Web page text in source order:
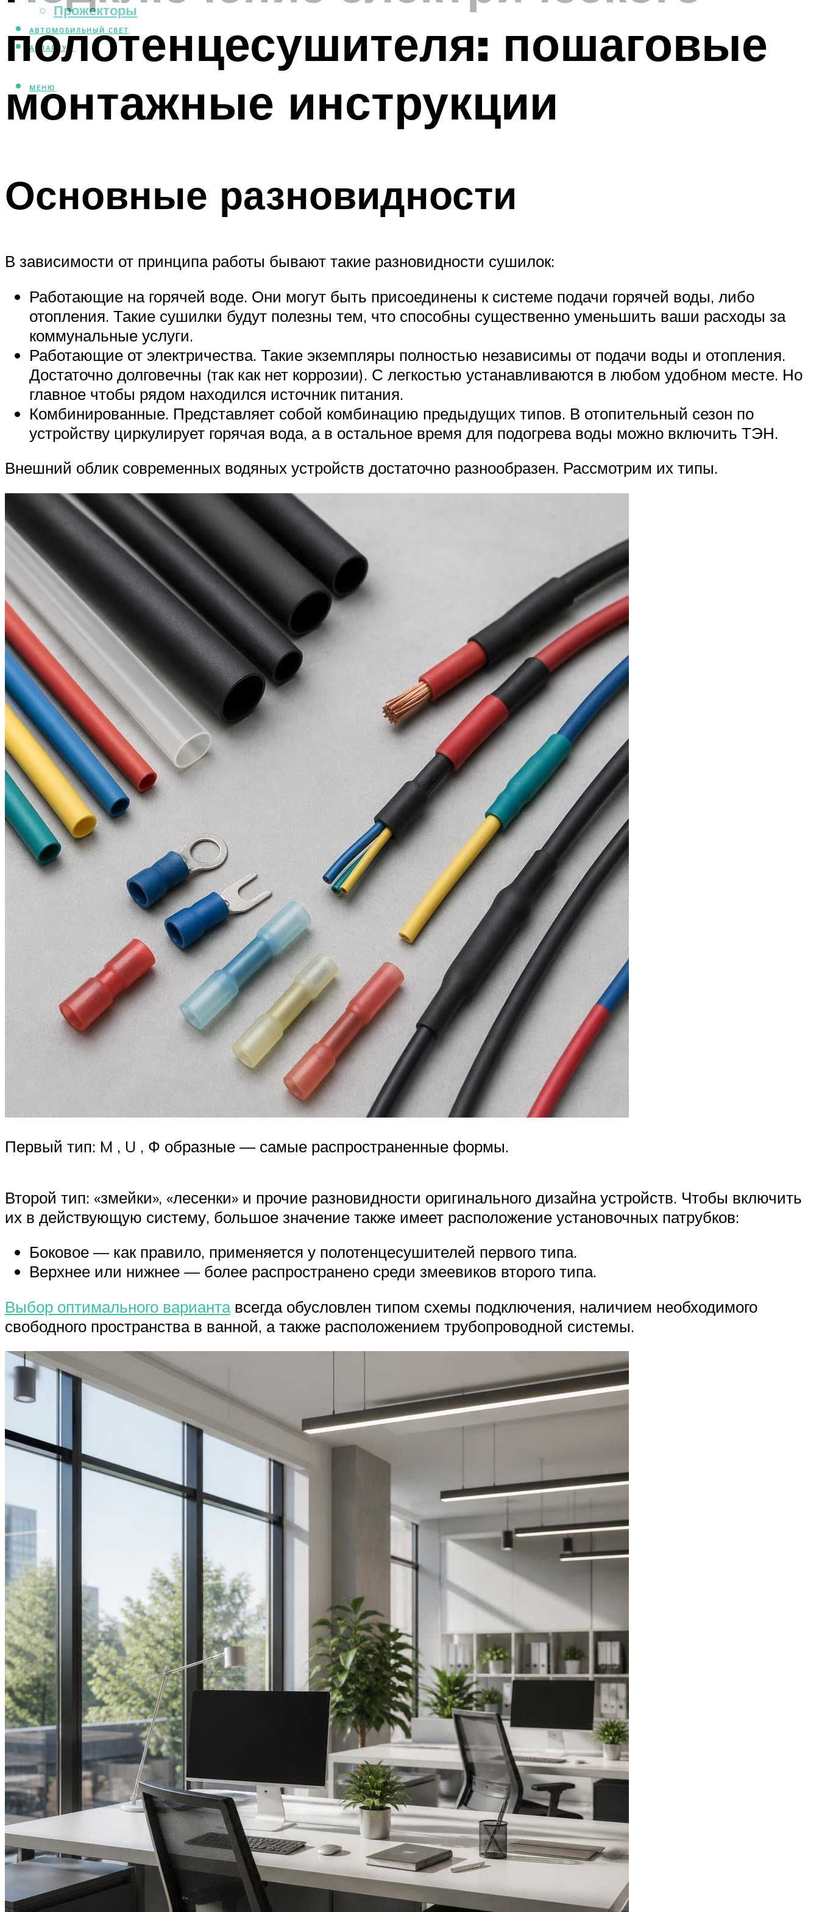
Прожекторы
АВТОМОБИЛЬНЫЙ СВЕТ
АКВАРИУМ
МЕНЮ
полотенцесушителя: пошаговые
монтажные инструкции
Основные разновидности
В зависимости от принципа работы бывают такие разновидности сушилок:
Работающие на горячей воде. Они могут быть присоединены к системе подачи горячей воды, либо
отопления. Такие сушилки будут полезны тем, что способны существенно уменьшить ваши расходы за
коммунальные услуги.
Работающие от электричества. Такие экземпляры полностью независимы от подачи воды и отопления.
Достаточно долговечны (так как нет коррозии). С легкостью устанавливаются в любом удобном месте. Но
главное чтобы рядом находился источник питания.
Комбинированные. Представляет собой комбинацию предыдущих типов. В отопительный сезон по
устройству циркулирует горячая вода, а в остальное время для подогрева воды можно включить ТЭН.
Внешний облик современных водяных устройств достаточно разнообразен. Рассмотрим их типы.
Первый тип: M , U , Ф образные — самые распространенные формы.
Второй тип: «змейки», «лесенки» и прочие разновидности оригинального дизайна устройств. Чтобы включить
их в действующую систему, большое значение также имеет расположение установочных патрубков:
Боковое — как правило, применяется у полотенцесушителей первого типа.
Верхнее или нижнее — более распространено среди змеевиков второго типа.
Выбор оптимального вариантавсегда обусловлен типом схемы подключения, наличием необходимого
свободного пространства в ванной, а также расположением трубопроводной системы.